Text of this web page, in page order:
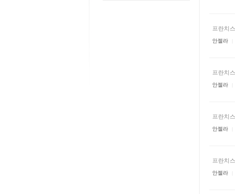
프란치
안젤라
프란치
안젤라
프란치
안젤라
프란치
안젤라